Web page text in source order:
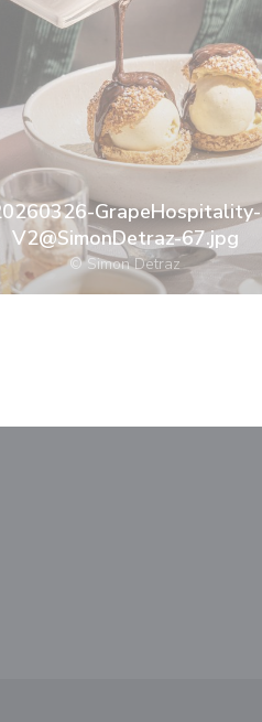
GrapeHospitality-
V2@SimonDetraz-67.jpg
© Simon Detraz
ます))
開きます))